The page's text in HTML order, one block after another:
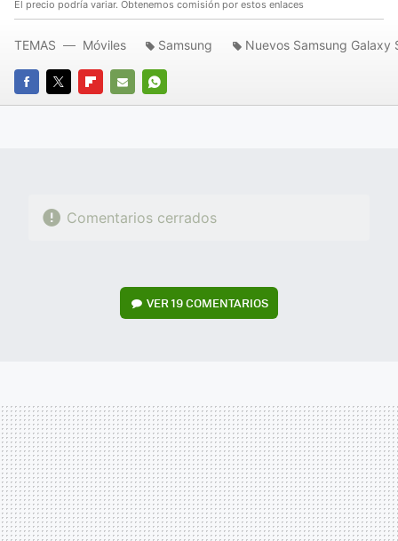
El precio podría variar. Obtenemos comisión por estos enlaces
FACEBOOK
TWITTERFLIPBOARD
E-
WHATSAPP
TEMAS Móviles Samsung Nuevos Samsung Galaxy
Comentarios cerrados
VER19 COMENTARIOS